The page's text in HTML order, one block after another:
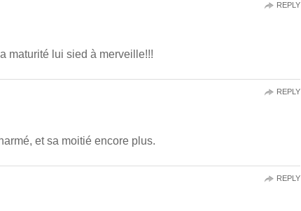
maturité lui sied à merveille!!!
REPLY
et sa moitié encore plus.
REPLY
REPLY